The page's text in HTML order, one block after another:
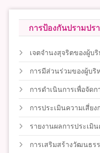
การป้องกันปรามปร
เจตจำนงสุจริตของผู้บริ
การมีส่วนร่วมของผู้บริ
การดำเนินการเพื่อจัด
การประเมินความเสี่ย
รายงานผลการประเมิ
การเสริมสร้างวัฒนธร